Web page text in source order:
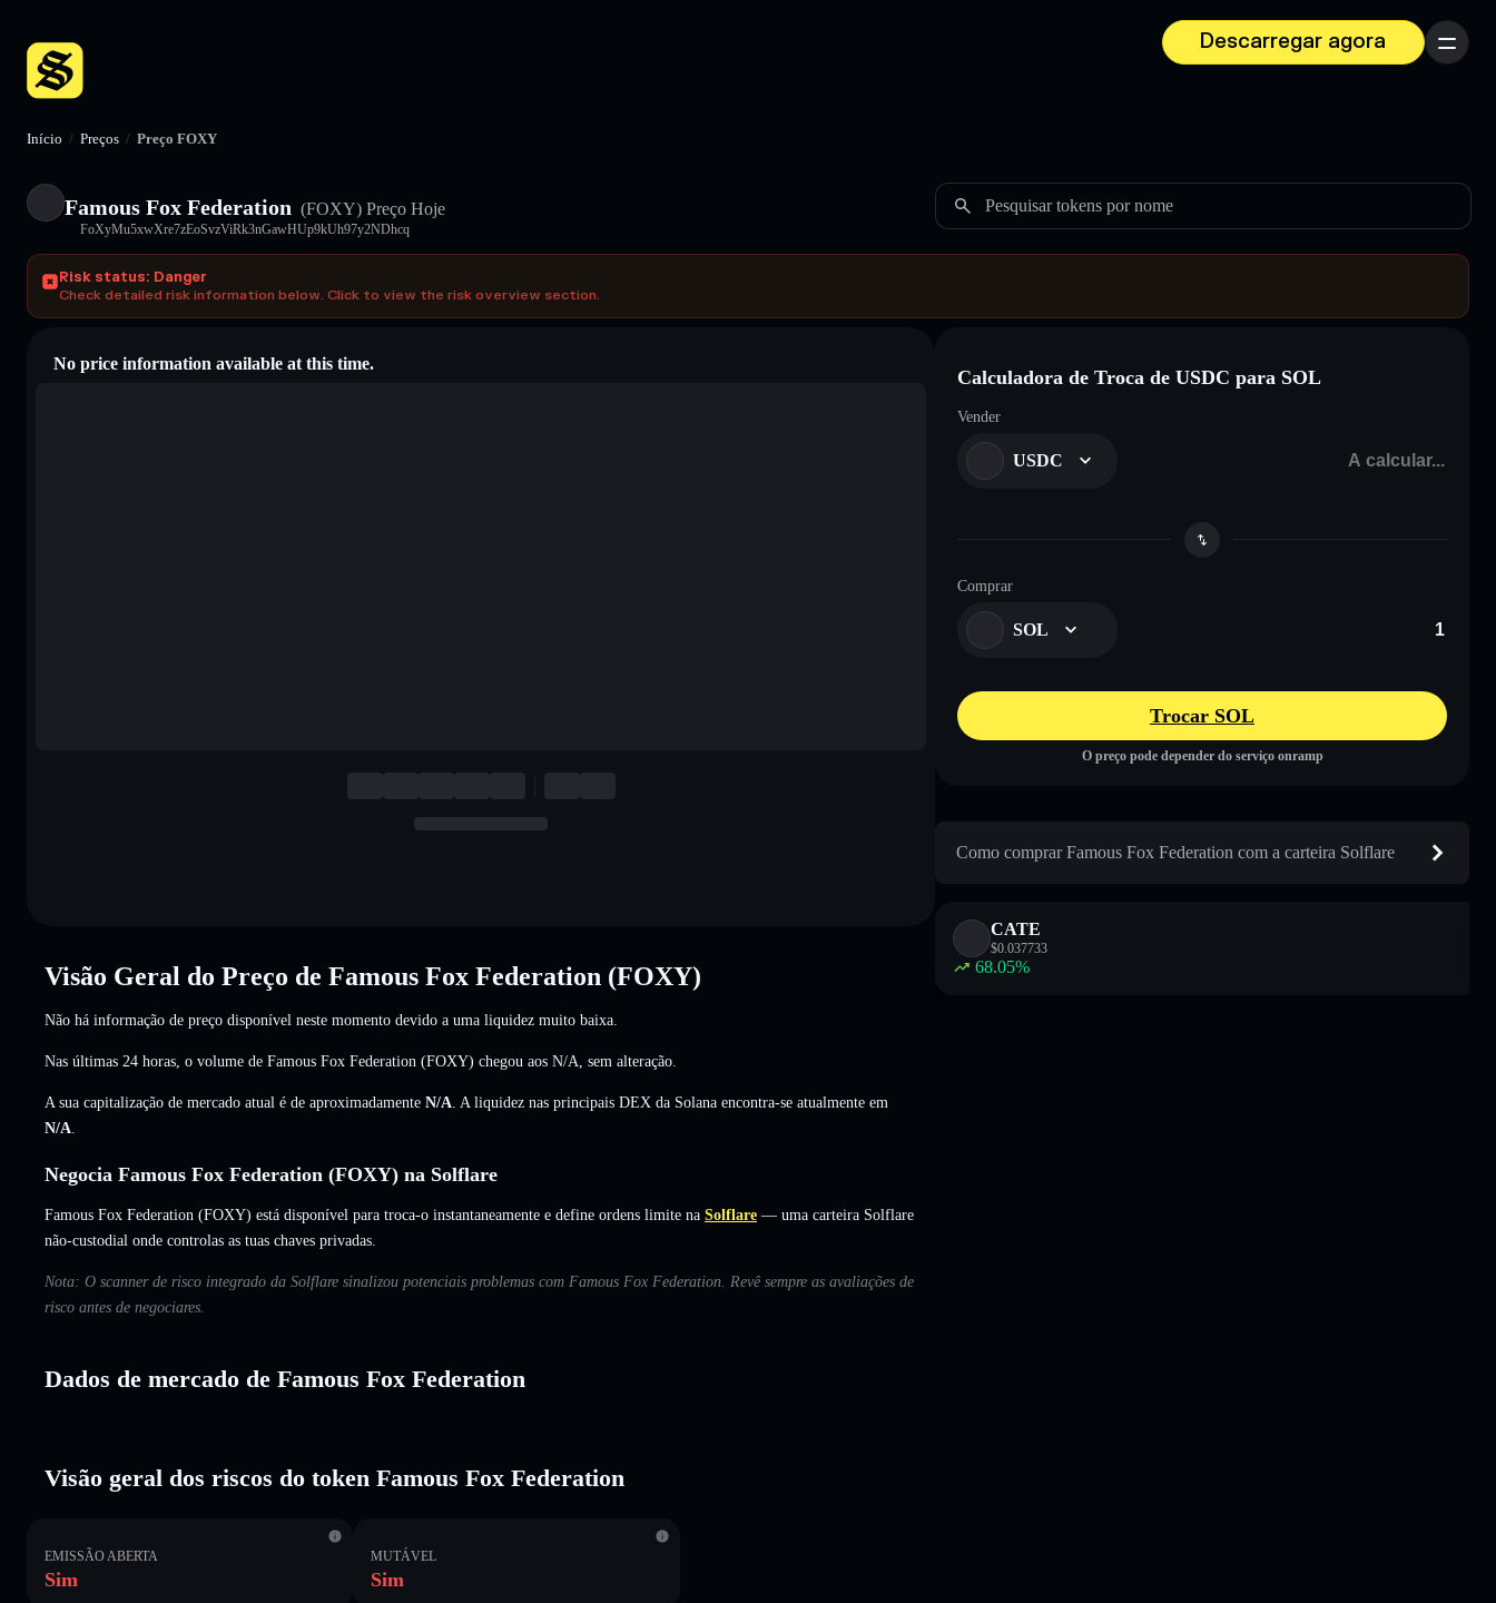
Descarregar agora
Menu
Início / Preços / Preço FOXY
Famous Fox Federation (FOXY) Preço Hoje
FoXyMu5xwXre7zEoSvzViRk3nGawHUp9kUh97y2NDhcq
Pesquisar tokens por nome
Risk status: Danger
Check detailed risk information below. Click to view the risk overview section.
No price information available at this time.
Visão Geral do Preço de Famous Fox Federation (FOXY)
Não há informação de preço disponível neste momento devido a uma liquidez muito baixa.
Nas últimas 24 horas, o volume de Famous Fox Federation (FOXY) chegou aos N/A sem alteração
A sua capitalização de mercado atual é de aproximadamente N/A . A liquidez nas principais DEX da Solana encontra-se atualmente em
N/A
Negocia Famous Fox Federation (FOXY) na Solflare
Famous Fox Federation (FOXY) está disponível para troca-o instantaneamente e define ordens limite na Solflare — uma carteira Solflare
não-custodial onde controlas as tuas chaves privadas.
Nota: O scanner de risco integrado da Solflare sinalizou potenciais problemas com Famous Fox Federation. Revê sempre as avaliações de
risco antes de negociares.
Dados de mercado de Famous Fox Federation
Visão geral dos riscos do token Famous Fox Federation
EMISSÃO ABERTA
Sim
MUTÁVEL
Sim
Calculadora de Troca de USDC para SOL
Vender
USDC
Comprar
SOL
Trocar SOL
O preço pode depender do serviço onramp
Como comprar Famous Fox Federation com a carteira Solflare
CATE
$0.037733
68.05%